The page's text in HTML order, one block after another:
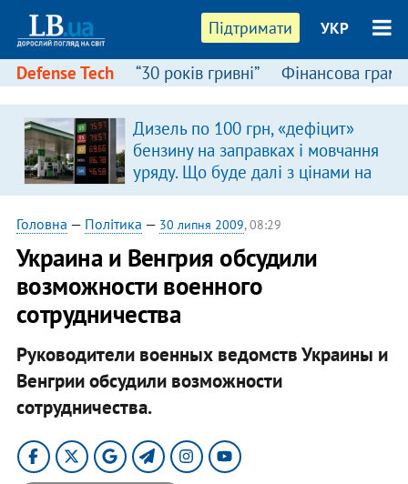
Підтримати УКР
Defense Tech “30 років гривні” Фінансова
Дизель по 100 грн, «дефіцит»
бензину на заправках і мовчання
уряду. Що буде далі з цінами на
пальне?
Головна — Політика — 30 липня 2009, 08:29
Украина и Венгрия обсудили
возможности военного
сотрудничества
Руководители военных ведомств Украины и
Венгрии обсудили возможности
сотрудничества.